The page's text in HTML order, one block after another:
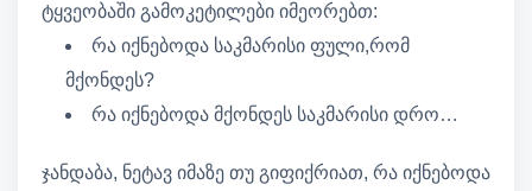
ტყვეობაში გამოკეტილები იმეორებთ:
რა იქნებოდა საკმარისი ფული,რომ
მქონდეს?
რა იქნებოდა მქონდეს საკმარისი დრო…
ჯანდაბა, ნეტავ იმაზე თუ გიფიქრიათ, რა იქნებოდა